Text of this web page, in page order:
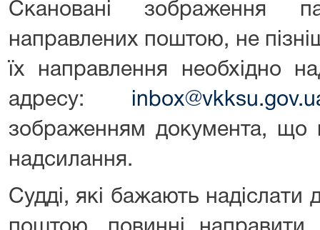
Скановані зображення
направлених поштою, не
їх направлення необхідно
адресу:
зображенням документа, що
надсилання.
Судді, які бажають